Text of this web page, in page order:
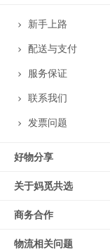
新手上路
配送与支付
服务保证
联系我们
发票问题
好物分享
关于妈觅共选
商务合作
物流相关问题